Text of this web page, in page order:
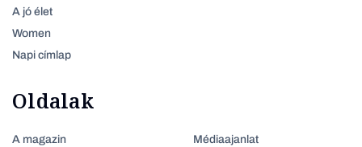
A jó élet
Women
Napi címlap
Oldalak
A magazin
Médiaajanlat